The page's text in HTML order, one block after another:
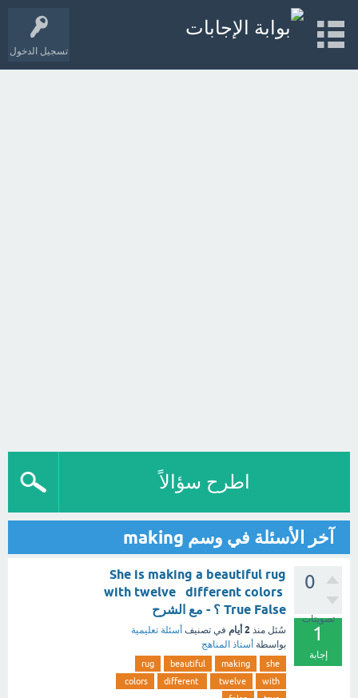
تسجيل الدخول
اطرح سؤالاً
آخر الأسئلة في وسم making
0
تصويتات
1
إجابة
She is making a beautiful rug
with twelve different colors
True False ؟ - مع الشرح
سُئل منذ 2 أيام في تصنيف أسئلة تعليمية
بواسطة أستاذ المناهج
she
making
beautiful
rug
with
twelve
colors